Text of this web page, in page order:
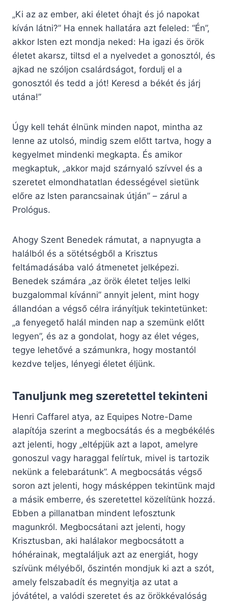
„Ki az az ember, aki életet óhajt és jó napokat
kíván látni?” Ha ennek hallatára azt feleled: “Én”,
akkor Isten ezt mondja neked: Ha igazi és örök
életet akarsz, tiltsd el a nyelvedet a gonosztól, és
ajkad ne szóljon csalárdságot, fordulj el a
gonosztól és tedd a jót! Keresd a békét és járj
utána!”
Úgy kell tehát élnünk minden napot, mintha az
lenne az utolsó, mindig szem előtt tartva, hogy a
kegyelmet mindenki megkapta. És amikor
megkaptuk, „akkor majd szárnyaló szívvel és a
szeretet elmondhatatlan édességével sietünk
előre az Isten parancsainak útján” – zárul a
Prológus.
Ahogy Szent Benedek rámutat, a napnyugta a
halálból és a sötétségből a Krisztus
feltámadásába való átmenetet jelképezi.
Benedek számára „az örök életet teljes lelki
buzgalommal kívánni” annyit jelent, mint hogy
állandóan a végső célra irányítjuk tekintetünket:
„a fenyegető halál minden nap a szemünk előtt
legyen”, és az a gondolat, hogy az élet véges,
tegye lehetővé a számunkra, hogy mostantól
kezdve teljes, lényegi életet éljünk.
Tanuljunk meg szeretettel tekinteni
Henri Caffarel atya, az Equipes Notre-Dame
alapítója szerint a megbocsátás és a megbékélés
azt jelenti, hogy „eltépjük azt a lapot, amelyre
gonoszul vagy haraggal felírtuk, mivel is tartozik
nekünk a felebarátunk”. A megbocsátás végső
soron azt jelenti, hogy másképpen tekintünk majd
a másik emberre, és szeretettel közelítünk hozzá.
Ebben a pillanatban mindent lefosztunk
magunkról. Megbocsátani azt jelenti, hogy
Krisztusban, aki halálakor megbocsátott a
hóhérainak, megtaláljuk azt az energiát, hogy
szívünk mélyéből, őszintén mondjuk ki azt a szót,
amely felszabadít és megnyitja az utat a
jóvátétel, a valódi szeretet és az örökkévalóság